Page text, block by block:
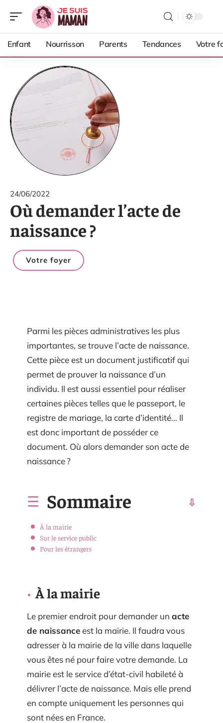
Enfant Nourrisson Parents Tendances Votre
24/06/2022
Où demander l’acte de
naissance ?
Votre foyer
Parmi les pièces administratives les plus
importantes, se trouve l’acte de naissance.
Cette pièce est un document justificatif qui
permet de prouver la naissance d’un
individu. Il est aussi essentiel pour réaliser
certaines pièces telles que le passeport, le
registre de mariage, la carte d’identité… Il
est donc important de posséder ce
document. Où alors demander son acte de
naissance ?
Sommaire
À la mairie
Sur le service public
Pour les étrangers
À la mairie
Le premier endroit pour demander un acte
de naissanceest la mairie. Il faudra vous
adresser à la mairie de la ville dans laquelle
vous êtes né pour faire votre demande. La
mairie est le service d’état-civil habileté à
délivrer l’acte de naissance. Mais elle prend
en compte uniquement les personnes qui
sont nées en France.